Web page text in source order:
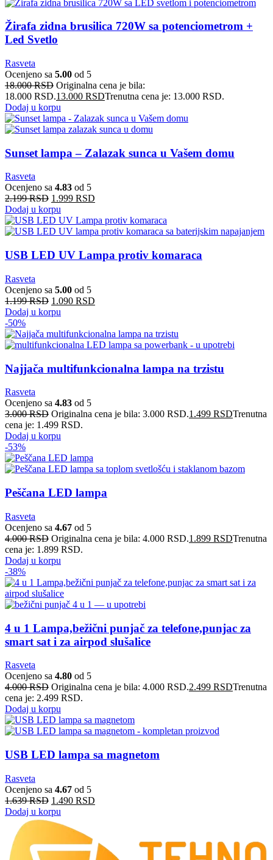
Žirafa zidna brusilica 720W sa potenciometrom +
Led Svetlo
Rasveta
Ocenjeno sa 5.00 od 5
18.000RSD Originalna cena je bila:
18.000 RSD.13.000 RSDTrenutna cena je: 13.000 RSD.
Dodaj u korpu
Sunset lampa – Zalazak sunca u Vašem domu
Rasveta
Ocenjeno sa 4.83 od 5
2.199RSD 1.999 RSD
Dodaj u korpu
USB LED UV Lampa protiv komaraca
Rasveta
Ocenjeno sa 5.00 od 5
1.199RSD 1.090 RSD
Dodaj u korpu
-50%
Najjača multifunkcionalna lampa na trzistu
Rasveta
Ocenjeno sa 4.83 od 5
3.000RSD Originalna cena je bila: 3.000 RSD.1.499 RSDTrenutna
cena je: 1.499 RSD.
Dodaj u korpu
-53%
Peščana LED lampa
Rasveta
Ocenjeno sa 4.67 od 5
4.000RSD Originalna cena je bila: 4.000 RSD.1.899 RSDTrenutna
cena je: 1.899 RSD.
Dodaj u korpu
-38%
4 u 1 Lampa,bežični punjač za telefone,punjac za
smart sat i za airpod slušalice
Rasveta
Ocenjeno sa 4.80 od 5
4.000RSD Originalna cena je bila: 4.000 RSD.2.499 RSDTrenutna
cena je: 2.499 RSD.
Dodaj u korpu
USB LED lampa sa magnetom
Rasveta
Ocenjeno sa 4.67 od 5
1.639RSD 1.490 RSD
Dodaj u korpu